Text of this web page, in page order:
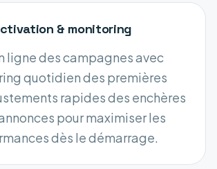
& monitoring
ligne des campagnes avec
quotidien des premières
rapides des enchères
pour maximiser les
dès le démarrage.